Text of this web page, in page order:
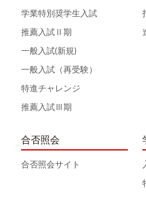
学業特別奨学生入試
推薦入試Ⅱ期
一般入試(新規)
一般入試（再受験）
特進チャレンジ
推薦入試Ⅲ期
合否照会
合否照会サイト